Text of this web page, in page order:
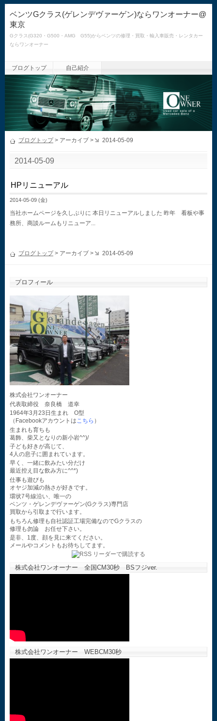
ベンツGクラス(ゲレンデヴァーゲン)ならワンオーナー@
東京
Gクラス(G320・G500・AMG G55)からベンツの修理・買取・輸入車販売・レンタカー
ならワンオーナー
ブログトップ 自己紹介
ブログトップ> アーカイブ > 2014-05-09
2014-05-09
HPリニューアル
2014-05-09 (金)
当社ホームページを久しぶりに 本日リニューアルしました 昨年 看板や事
務所、商談ルームもリニューア...
ブログトップ> アーカイブ > 2014-05-09
プロフィール
株式会社ワンオーナー
代表取締役 奈良橋 道幸
1964年3月23日生まれ O型
（Facebookアカウントはこちら ）
生まれも育ちも
葛飾、柴又となりの新小岩^^)/
子ども好きが高じて、
4人の息子に囲まれています。
早く、一緒に飲みたい分だけ
最近控え目な飲み方に^^*)
仕事も遊びも
オヤジ加減の熱さが好きです。
環状7号線沿い、唯一の
ベンツ・ゲレンデヴァーゲン(Gクラス)専門店
買取から引取まで行います。
もちろん修理も自社認証工場完備なのでGクラスの
修理も勿論 お任せ下さい。
是非、1度、顔を見に来てください。
メールやコメントもお待ちしてます。
株式会社ワンオーナー 全国CM30秒 BSフジver.
株式会社ワンオーナー WEBCM30秒